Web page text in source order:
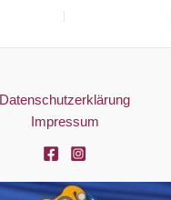
Datenschutzerklärung
Impressum